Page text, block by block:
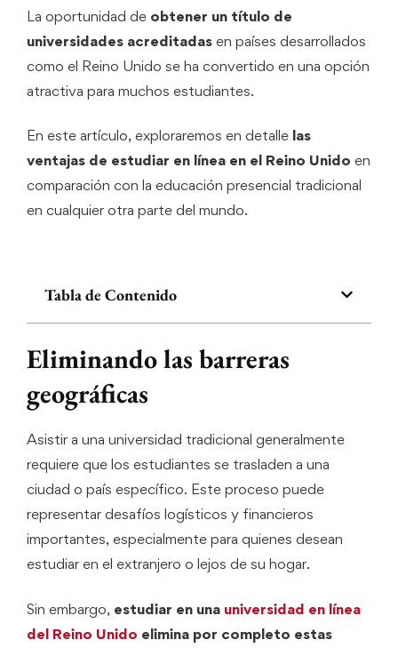
La oportunidad de obtener un título de
universidades acreditadas en países desarrollados
como el Reino Unido se ha convertido en una opción
atractiva para muchos estudiantes.
En este artículo, exploraremos en detalle las
ventajas de estudiar en línea en el Reino Unido en
comparación con la educación presencial tradicional
en cualquier otra parte del mundo.
Tabla de Contenido
Eliminando las barreras
geográficas
Asistir a una universidad tradicional generalmente
requiere que los estudiantes se trasladen a una
ciudad o país específico. Este proceso puede
representar desafíos logísticos y financieros
importantes, especialmente para quienes desean
estudiar en el extranjero o lejos de su hogar.
Sin embargo, estudiar en una universidad en línea
del Reino Unido elimina por completo estas